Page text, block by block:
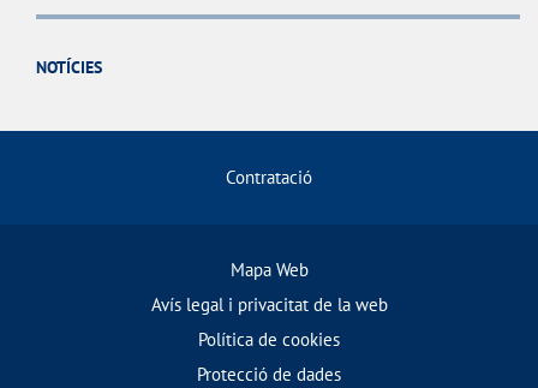
NOTÍCIES
Contratació
Mapa Web
Avís legal i privacitat de la web
Política de cookies
Protecció de dades